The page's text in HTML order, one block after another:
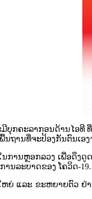
ບຸກຄະລາກອນດ້ານໄອທີ
ຖານທີ່ຈະປ້ອງກັນຕົນເອງ
ນ​ການ​ຫຼອກລວງ ເພື່ອດຶ
ນ​ລະ​ບາດ​ຂອງ ​ໂຄ​ວິດ​-19.
ຍ່ ແລະ ຂະຫຍາຍຕົວ ​ຢ່າ